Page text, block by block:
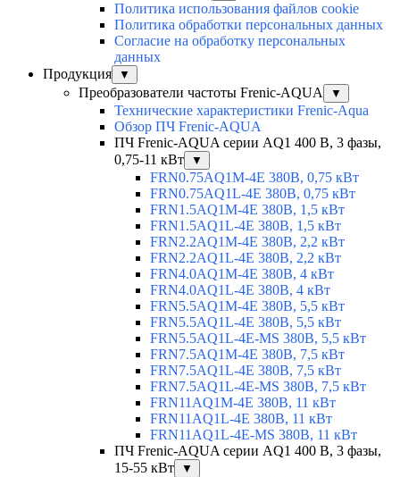
Политика использования файлов cookie
Политика обработки персональных данных
Согласие на обработку персональных
данных
Продукция
▼
Преобразователи частоты Frenic-AQUA ▼
Технические характеристики Frenic-Aqua
Обзор ПЧ Frenic-AQUA
ПЧ Frenic-AQUA серии AQ1 400 В, 3 фазы,
0,75-11 кВт
▼
FRN0.75AQ1M-4E 380В, 0,75 кВт
FRN0.75AQ1L-4E 380В, 0,75 кВт
FRN1.5AQ1M-4E 380В, 1,5 кВт
FRN1.5AQ1L-4E 380В, 1,5 кВт
FRN2.2AQ1M-4E 380В, 2,2 кВт
FRN2.2AQ1L-4E 380В, 2,2 кВт
FRN4.0AQ1M-4E 380В, 4 кВт
FRN4.0AQ1L-4E 380В, 4 кВт
FRN5.5AQ1M-4E 380В, 5,5 кВт
FRN5.5AQ1L-4E 380В, 5,5 кВт
FRN5.5AQ1L-4E-MS 380В, 5,5 кВт
FRN7.5AQ1M-4E 380В, 7,5 кВт
FRN7.5AQ1L-4E 380В, 7,5 кВт
FRN7.5AQ1L-4E-MS 380В, 7,5 кВт
FRN11AQ1M-4E 380В, 11 кВт
FRN11AQ1L-4E 380В, 11 кВт
FRN11AQ1L-4E-MS 380В, 11 кВт
ПЧ Frenic-AQUA серии AQ1 400 В, 3 фазы,
15-55 кВт
▼